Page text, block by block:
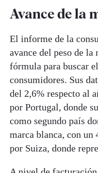
Avance de la
El informe de la
avance del peso de
fórmula para buscar
consumidores. Sus
del 2,6% respecto al
por Portugal, donde
como segundo país
marca blanca, con un
por Suiza, donde